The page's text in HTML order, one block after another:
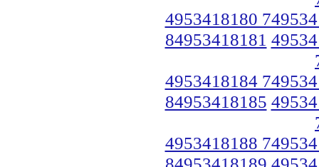
4953418180
84953418181
4953418184
84953418185
4953418188